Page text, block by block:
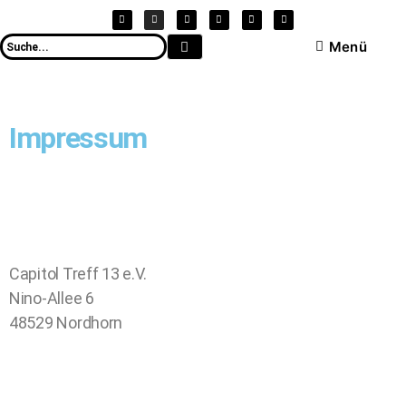
Menü
Impressum
Capitol Treff 13 e.V.
Nino-Allee 6
48529 Nordhorn